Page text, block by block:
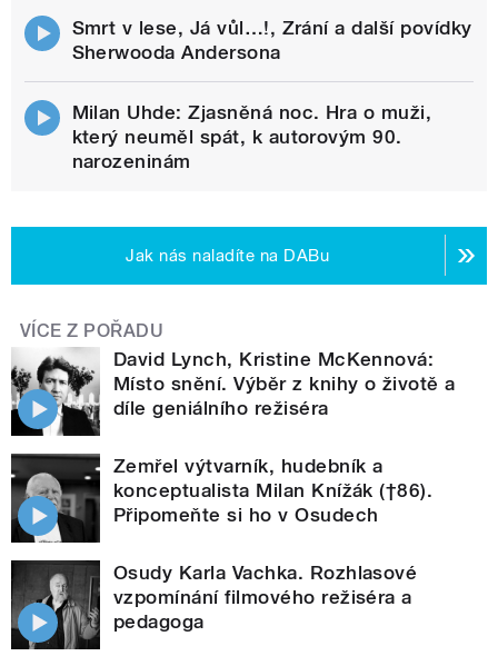
Smrt v lese, Já vůl…!, Zrání a další povídky
Sherwooda Andersona
Milan Uhde: Zjasněná noc. Hra o muži,
který neuměl spát, k autorovým 90.
narozeninám
Jak nás naladíte na DABu
VÍCE Z POŘADU
David Lynch, Kristine McKennová:
Místo snění. Výběr z knihy o životě a
díle geniálního režiséra
Zemřel výtvarník, hudebník a
konceptualista Milan Knížák (†86).
Připomeňte si ho v Osudech
Osudy Karla Vachka. Rozhlasové
vzpomínání filmového režiséra a
pedagoga